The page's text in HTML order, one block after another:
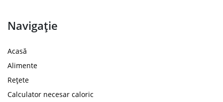
Navigație
Acasă
Alimente
Rețete
Calculator necesar caloric